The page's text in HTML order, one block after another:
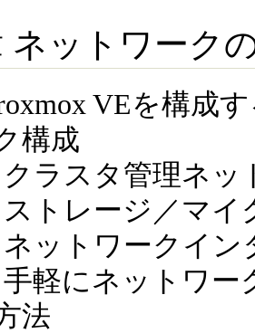
ネットワーク
VEを構成
構成
クラスタ管理ネ
ストレージ／マ
ネットワークイ
手軽にネットワ
法